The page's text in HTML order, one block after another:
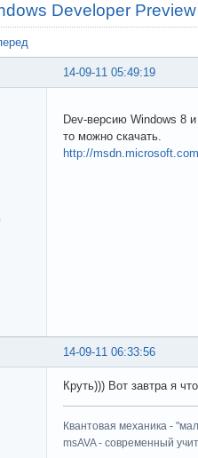
Developer Preview
14-09-11 05:49:19
Dev-версию Windows 8
то можно скачать.
http://
14-09-11 06:33:56
Круть))) Вот завтра я
Квантовая механика -
msAVA - современный